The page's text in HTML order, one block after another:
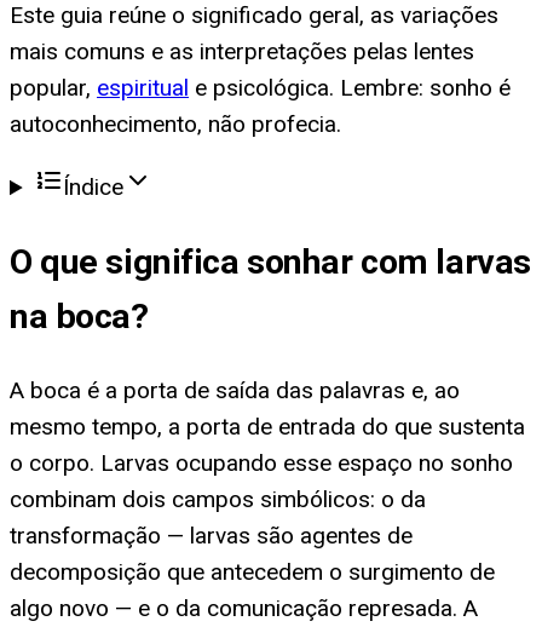
Este guia reúne o significado geral, as variações
mais comuns e as interpretações pelas lentes
popular, espiritual e psicológica. Lembre: sonho é
autoconhecimento, não profecia.
Índice
O que significa sonhar com larvas
na boca?
A boca é a porta de saída das palavras e, ao
mesmo tempo, a porta de entrada do que sustenta
o corpo. Larvas ocupando esse espaço no sonho
combinam dois campos simbólicos: o da
transformação — larvas são agentes de
decomposição que antecedem o surgimento de
algo novo — e o da comunicação represada. A